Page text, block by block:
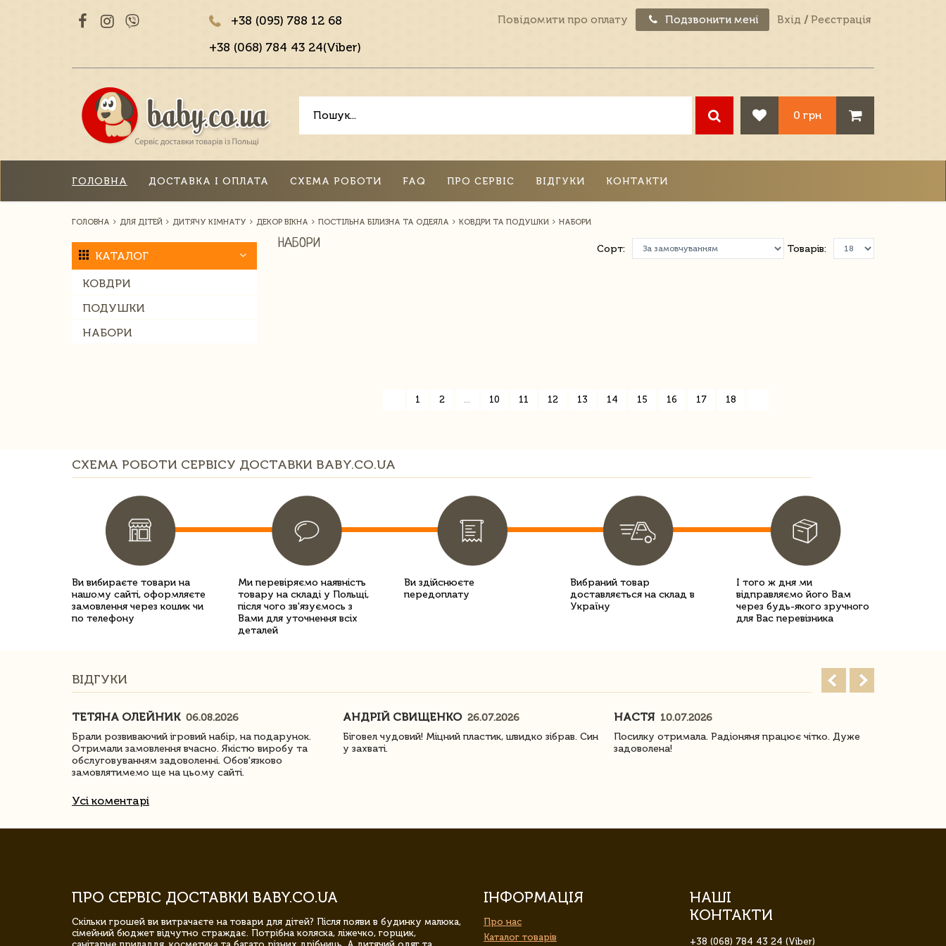
+38 (095) 788 12 68
+38 (068) 784 43 24(Viber)
Повідомити про оплату Подзвонити мені Вхід / Реєстрація
0 грн
ГОЛОВНА ДОСТАВКА І ОПЛАТА СХЕМА РОБОТИ FAQ ПРО СЕРВІС ВІДГУКИ КОНТАКТИ
ГОЛОВНА ДЛЯ ДІТЕЙ ДИТЯЧУ КІМНАТУ ДЕКОР ВІКНА ПОСТІЛЬНА БІЛИЗНА ТА ОДЕЯЛА КОВДРИ ТА ПОДУШКИ НАБОРИ
КАТАЛОГ
КОВДРИ
ПОДУШКИ
НАБОРИ
НАБОРИ Товарів:
Сорт:
1 2 ... 10 11 12 13 14 15 16 17 18
СХЕМА РОБОТИ СЕРВІСУ ДОСТАВКИ BABY.CO.UA
Ви вибираєте товари на
нашому сайті, оформляєте
замовлення через кошик чи
по телефону
Ми перевіряємо наявність
товару на складі у Польщі,
після чого зв'язуємось з
Вами для уточнення всіх
деталей
Ви здійснюєте
передоплату
Вибраний товар
доставляється на склад в
Україну
І того ж дня ми
відправляємо його Вам
через будь-якого зручного
для Вас перевізника
ВІДГУКИ
ТЕТЯНА ОЛЕЙНИК 06.08.2026
Брали розвиваючий ігровий набір, на подарунок.
Отримали замовлення вчасно. Якістю виробу та
обслуговуванням задоволенні. Обов'язково
замовлятимемо ще на цьому сайті.
АНДРІЙ СВИЩЕНКО 26.07.2026
Біговел чудовий! Міцний пластик, швидко зібрав. Син
у захваті.
НАСТЯ 10.07.2026
Посилку отримала. Радіоняня працює чітко. Дуже
задоволена!
Усі коментарі
ПРО СЕРВІС ДОСТАВКИ BABY.CO.UA
Скільки грошей ви витрачаєте на товари для дітей? Після появи в будинку малюка,
сімейний бюджет відчутно страждає. Потрібна коляска, ліжечко, горщик,
ІНФОРМАЦІЯ
Про нас
Каталог товарів
НАШІ
КОНТАКТИ
+38 (068) 784 43 24 (Viber)